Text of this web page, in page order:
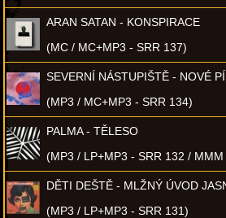
ARAN SATAN - KONSPIRACE
(MC / MC+MP3 - SRR 137)
SEVERNÍ NÁSTUPIŠTĚ - NOVÉ
(MP3 / MC+MP3 - SRR 134)
PALMA - TĚLESO
(MP3 / LP+MP3 - SRR 132 / MMM
DĚTI DEŠTĚ - MLŽNÝ ÚVOD
(MP3 / LP+MP3 - SRR 131)